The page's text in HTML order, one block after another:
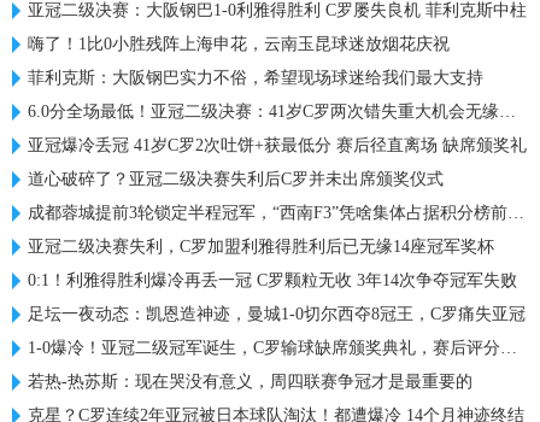
亚冠二级决赛：大阪钢巴1-0利雅得胜利 C罗屡失良机 菲利克斯中柱
嗨了！1比0小胜残阵上海申花，云南玉昆球迷放烟花庆祝
菲利克斯：大阪钢巴实力不俗，希望现场球迷给我们最大支持
6.0分全场最低！亚冠二级决赛：41岁C罗两次错失重大机会无缘首冠
亚冠爆冷丢冠 41岁C罗2次吐饼+获最低分 赛后径直离场 缺席颁奖礼
道心破碎了？亚冠二级决赛失利后C罗并未出席颁奖仪式
成都蓉城提前3轮锁定半程冠军，“西南F3”凭啥集体占据积分榜前三？
亚冠二级决赛失利，C罗加盟利雅得胜利后已无缘14座冠军奖杯
0:1！利雅得胜利爆冷再丢一冠 C罗颗粒无收 3年14次争夺冠军失败
足坛一夜动态：凯恩造神迹，曼城1-0切尔西夺8冠王，C罗痛失亚冠
1-0爆冷！亚冠二级冠军诞生，C罗输球缺席颁奖典礼，赛后评分出炉
若热-热苏斯：现在哭没有意义，周四联赛争冠才是最重要的
克星？C罗连续2年亚冠被日本球队淘汰！都遭爆冷 14个月神迹终结